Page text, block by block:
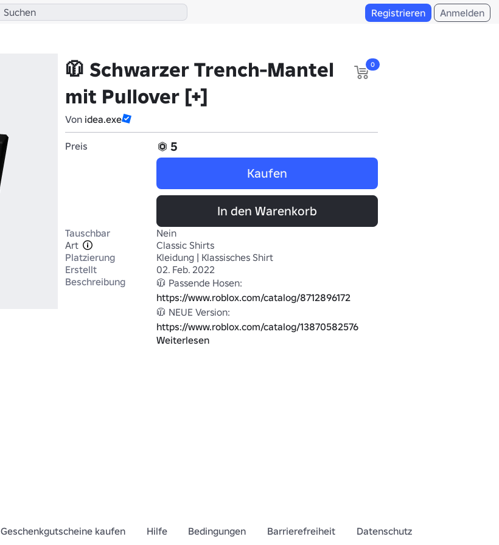
Registrieren Anmelden
🧥 Schwarzer Trench-Mantel
mit Pullover [+]
Von idea.exe
0
Preis
5
Kaufen
In den Warenkorb
Tauschbar
Nein
Art
Classic Shirts
Platzierung
Kleidung | Klassisches Shirt
Erstellt
02. Feb. 2022
Beschreibung
https://www.roblox.com/catalog/8712896172
https://www.roblox.com/catalog/13870582576
Weiterlesen
Geschenkgutscheine kaufen Hilfe Bedingungen Barrierefreiheit Datenschutz